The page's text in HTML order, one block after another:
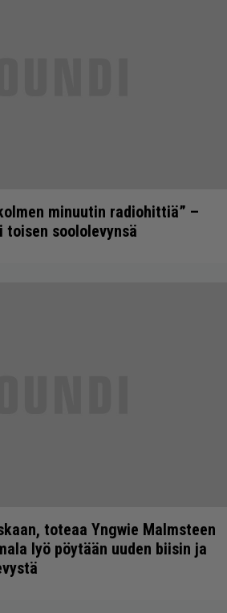
minuutin radiohittiä” –
toisen soololevynsä
toteaa Yngwie Malmsteen
lyö pöytään uuden biisin ja